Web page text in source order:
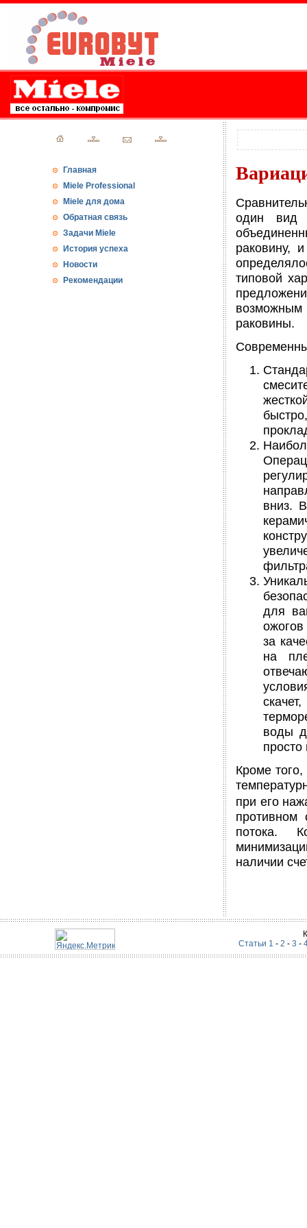
Главная
Miele Professional
Miele для дома
Обратная связь
Задачи Miele
История успеха
Новости
Рекомендации
один вид
раковину,
типовой
возможным
раковины.
вниз.
для
за
на
воды
просто
Кроме
при его
противном
потока.
наличии
Статьи 1 - 2 - 3 -